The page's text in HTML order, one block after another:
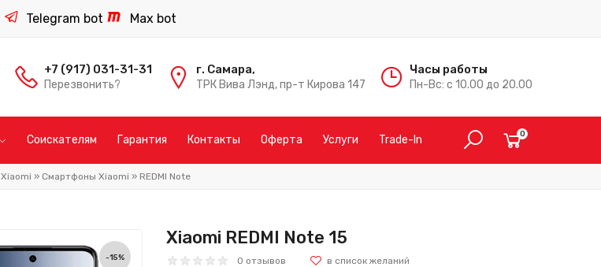
Telegram bot Max bot
+7 (917) 031-31-31
Перезвонить?
г. Самара,
ТРК Вива Лэнд, пр-т Кирова 147
Часы работы
Пн-Вс: с 10.00 до 20.00
Соискателям Гарантия Контакты Оферта Услуги Trade-In 0
Xiaomi » Смартфоны Xiaomi » REDMI Note
-15%
Xiaomi REDMI Note 15
0 отзывов